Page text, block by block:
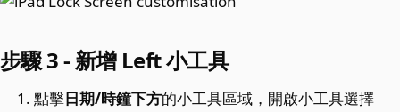
步驟 3 - 新增 Left 小工具
點擊日期/時鐘下方的小工具區域，開啟小工具選擇